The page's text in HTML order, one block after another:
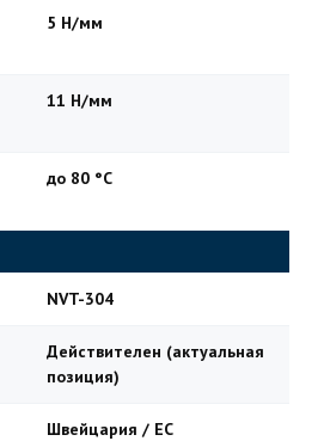
5 Н/мм
11 Н/мм
до 80 °C
NVT-304
Действителен (актуальная
позиция)
Швейцария / ЕС